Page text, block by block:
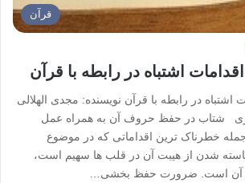
قرآن
اشتباه در رابطه با قرآن
اشتباه در رابطه با قرآن نویسنده: مجدی الهلالی
شتاب در حفظ حروف آن به همراه عمل
خطرناک ترین اقداماتی که در موضوع
شدن از هیبت آن در قلب ها سهیم است،
آن است. ضرورت حفظ بخشی…